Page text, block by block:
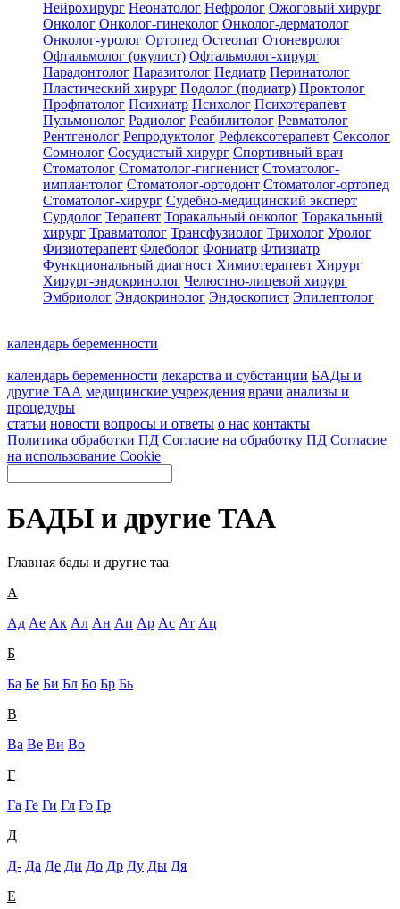
Нейрохирург Неонатолог Нефролог Ожоговый хирург
Онколог Онколог-гинеколог Онколог-дерматолог
Онколог-уролог Ортопед Остеопат Отоневролог
Офтальмолог (окулист) Офтальмолог-хирург
Парадонтолог Паразитолог Педиатр Перинатолог
Пластический хирург Подолог (подиатр) Проктолог
Профпатолог Психиатр Психолог Психотерапевт
Пульмонолог Радиолог Реабилитолог Ревматолог
Рентгенолог Репродуктолог Рефлексотерапевт Сексолог
Сомнолог Сосудистый хирург Спортивный врач
Стоматолог Стоматолог-гигиенист Стоматолог-
имплантолог Стоматолог-ортодонт Стоматолог-ортопед
Стоматолог-хирург Судебно-медицинский эксперт
Сурдолог Терапевт Торакальный онколог Торакальный
хирург Травматолог Трансфузиолог Трихолог Уролог
Физиотерапевт Флеболог Фониатр Фтизиатр
Функциональный диагност Химиотерапевт Хирург
Хирург-эндокринолог Челюстно-лицевой хирург
Эмбриолог Эндокринолог Эндоскопист Эпилептолог
календарь беременности
календарь беременности лекарства и субстанции БАДы и
другие ТАА медицинские учреждения врачи анализы и
процедуры
статьи новости вопросы и ответы о нас контакты
Политика обработки ПД Согласие на обработку ПД Согласие
на использование Cookie
БАДЫ и другие ТАА
Главная бады и другие таа
А
Ад Ае Ак Ал Ан Ап Ар Ас Ат Ац
Б
Ба Бе Би Бл Бо Бр Бь
В
Ва Ве Ви Во
Г
Га Ге Ги Гл Го Гр
Д
Д- Да Де Ди До Др Ду Ды Дя
Е